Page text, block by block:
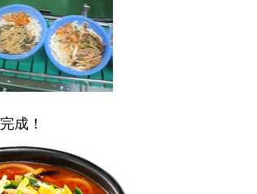
完成！